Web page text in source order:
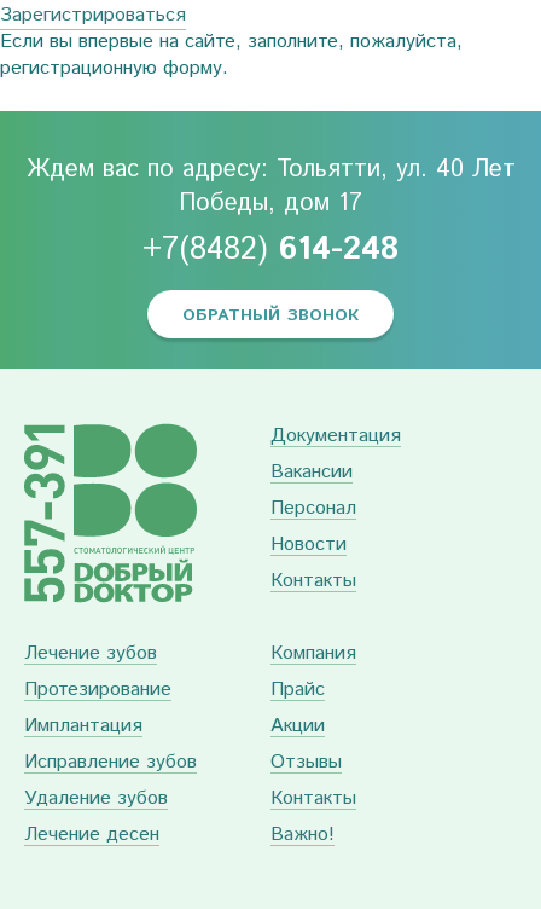
Зарегистрироваться
Если вы впервые на сайте, заполните, пожалуйста,
регистрационную форму.
Ждем вас по адресу: Тольятти, ул. 40 Лет
Победы, дом 17
+7(8482) 614-248
ОБРАТНЫЙ ЗВОНОК
Документация
Вакансии
Персонал
Новости
Контакты
Лечение зубов
Протезирование
Имплантация
Исправление зубов
Удаление зубов
Лечение десен
Компания
Прайс
Акции
Отзывы
Контакты
Важно!